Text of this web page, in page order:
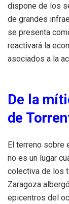
dispone de los
de grandes
se presenta
reactivará la
asociados a la
De la
de
El terreno sobre
no es un lugar
colectiva de los
Zaragoza
epicentros del